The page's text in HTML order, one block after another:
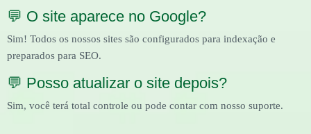
💬 O site aparece no Google?
Sim! Todos os nossos sites são configurados para indexação e
preparados para SEO.
💬 Posso atualizar o site depois?
Sim, você terá total controle ou pode contar com nosso suporte.